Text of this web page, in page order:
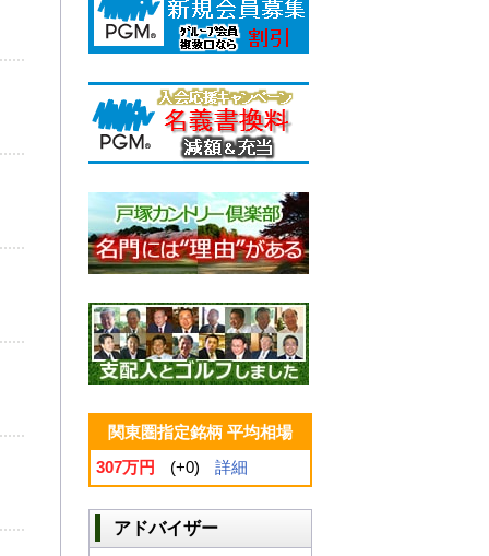
関東圏指定銘柄 平均相場
307万円
(+0) 詳細
アドバイザー